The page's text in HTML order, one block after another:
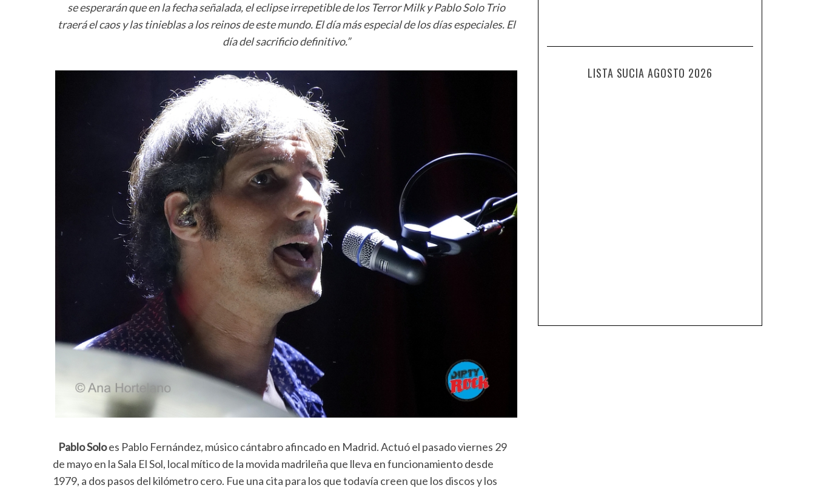
se esperarán que en la fecha señalada, el eclipse irrepetible de los Terror Milk y Pablo Solo Trio
traerá el caos y las tinieblas a los reinos de este mundo. El día más especial de los días especiales. El
día del sacrificio definitivo.”
Pablo Soloes Pablo Fernández, músico cántabro afincado en Madrid. Actuó el pasado viernes 29
de mayo en la Sala El Sol, local mítico de la movida madrileña que lleva en funcionamiento desde
1979, a dos pasos del kilómetro cero. Fue una cita para los que todavía creen que los discos y los
LISTA SUCIA AGOSTO 2026